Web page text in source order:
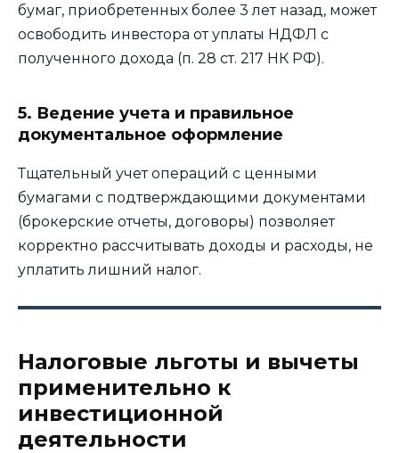
бумаг, приобретенных более 3 лет назад, может
освободить инвестора от уплаты НДФЛ с
полученного дохода (п. 28 ст. 217 НК РФ).
5. Ведение учета и правильное
документальное оформление
Тщательный учет операций с ценными
бумагами с подтверждающими документами
(брокерские отчеты, договоры) позволяет
корректно рассчитывать доходы и расходы, не
уплатить лишний налог.
Налоговые льготы и вычеты
применительно к
инвестиционной
деятельности